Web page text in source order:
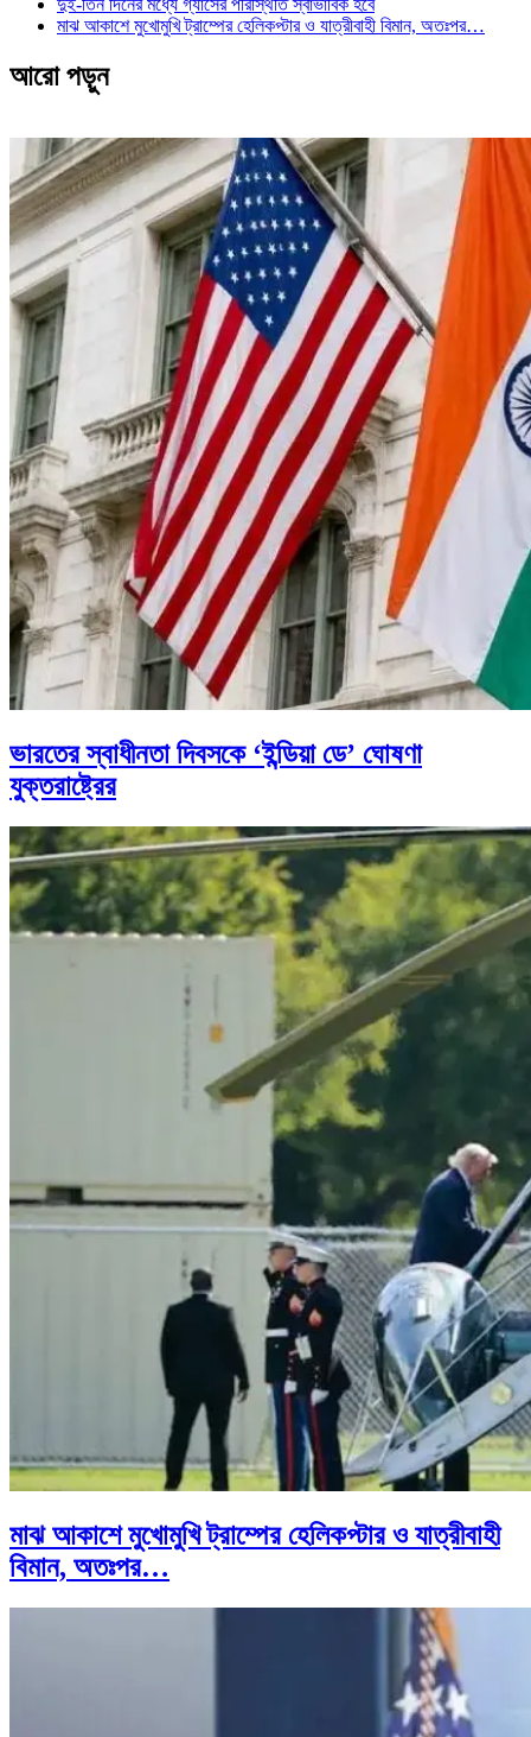
দুই-তিন দিনের মধ্যে গ্যাসের পরিস্থিতি স্বাভাবিক হবে
মাঝ আকাশে মুখোমুখি ট্রাম্পের হেলিকপ্টার ও যাত্রীবাহী বিমান, অতঃপর…
আরো পড়ুন
ভারতের স্বাধীনতা দিবসকে ‘ইন্ডিয়া ডে’ ঘোষণা
যুক্তরাষ্ট্রের
মাঝ আকাশে মুখোমুখি ট্রাম্পের হেলিকপ্টার ও যাত্রীবাহী
বিমান, অতঃপর…